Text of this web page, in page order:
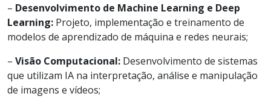
– Desenvolvimento de Machine Learning e Deep
Learning: Projeto, implementação e treinamento de
modelos de aprendizado de máquina e redes neurais;
– Visão Computacional: Desenvolvimento de sistemas
que utilizam IA na interpretação, análise e manipulação
de imagens e vídeos;